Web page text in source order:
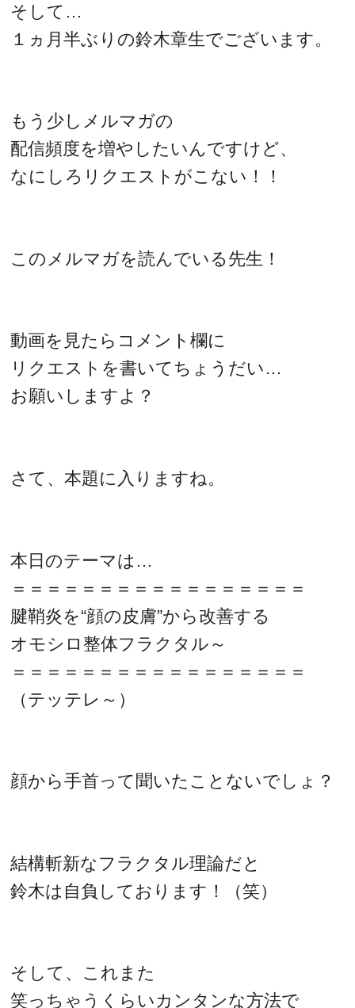
そして…
１ヵ月半ぶりの鈴木章生でございます。
もう少しメルマガの
配信頻度を増やしたいんですけど、
なにしろリクエストがこない！！
このメルマガを読んでいる先生！
動画を見たらコメント欄に
リクエストを書いてちょうだい…
お願いしますよ？
さて、本題に入りますね。
本日のテーマは…
＝＝＝＝＝＝＝＝＝＝＝＝＝＝＝＝＝
腱鞘炎を“顔の皮膚”から改善する
オモシロ整体フラクタル～
＝＝＝＝＝＝＝＝＝＝＝＝＝＝＝＝＝
（テッテレ～）
顔から手首って聞いたことないでしょ？
結構斬新なフラクタル理論だと
鈴木は自負しております！（笑）
そして、これまた
笑っちゃうくらいカンタンな方法で